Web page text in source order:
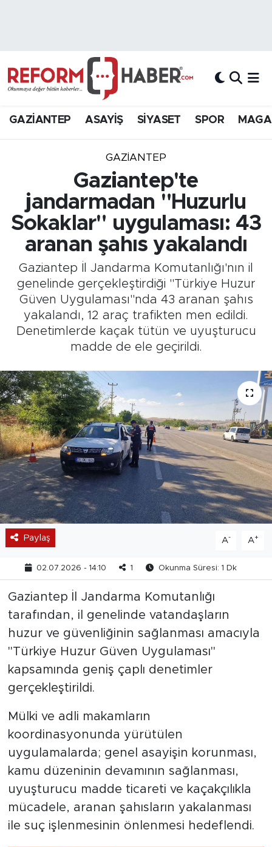
GAZİANTEP ASAYİŞ SİYASET SPOR
GAZIANTEP
Gaziantep'te
jandarmadan "Huzurlu
Sokaklar" uygulaması: 43
aranan şahıs yakalandı
Gaziantep İl Jandarma Komutanlığı'nın il
genelinde gerçekleştirdiği "Türkiye Huzur
Güven Uygulaması"nda 43 aranan şahıs
yakalandı, 12 araç trafikten men edildi.
Denetimlerde kaçak tütün ve uyuşturucu
madde de ele geçirildi.
Paylaş A- A+
02.07.2026 - 14:10 1 Okunma Süresi: 1 Dk
Gaziantep İl Jandarma Komutanlığı
tarafından, il genelinde vatandaşların
huzur ve güvenliğinin sağlanması amacıyla
"Türkiye Huzur Güven Uygulaması"
kapsamında geniş çaplı denetimler
gerçekleştirildi.
Mülki ve adli makamların
koordinasyonunda yürütülen
uygulamalarda; genel asayişin korunması,
kamu düzeninin devamının sağlanması,
uyuşturucu madde ticareti ve kaçakçılıkla
mücadele, aranan şahısların yakalanması
ile suç işlenmesinin önlenmesi hedeflendi.
Hava Durumu
Süper Lig Puan Durumu ve Fikstür
Son Dakika Haberleri
Haber Arşivi